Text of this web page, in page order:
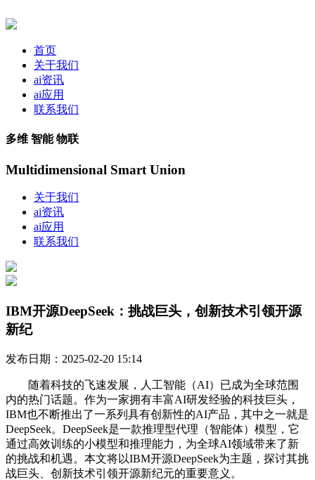
首页
关于我们
ai资讯
ai应用
联系我们
多维 智能 物联
Multidimensional Smart Union
关于我们
ai资讯
ai应用
联系我们
IBM开源DeepSeek：挑战巨头，创新技术引领开源
新纪
发布日期：2025-02-20 15:14
随着科技的飞速发展，人工智能（AI）已成为全球范围
内的热门话题。作为一家拥有丰富AI研发经验的科技巨头，
IBM也不断推出了一系列具有创新性的AI产品，其中之一就是
DeepSeek。DeepSeek是一款推理型代理（智能体）模型，它
通过高效训练的小模型和推理能力，为全球AI领域带来了新
的挑战和机遇。本文将以IBM开源DeepSeek为主题，探讨其挑
战巨头、创新技术引领开源新纪元的重要意义。